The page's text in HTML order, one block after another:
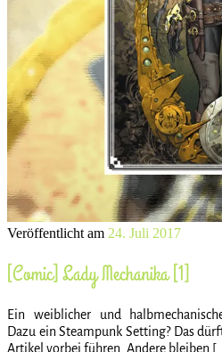
Veröffentlicht am 24. Juli 2017
[Comic] Lady Mechanika [1]
Ein weiblicher und
Dazu ein Steampunk Setting? Das
Artikel vorbei führen. Andere bleiben